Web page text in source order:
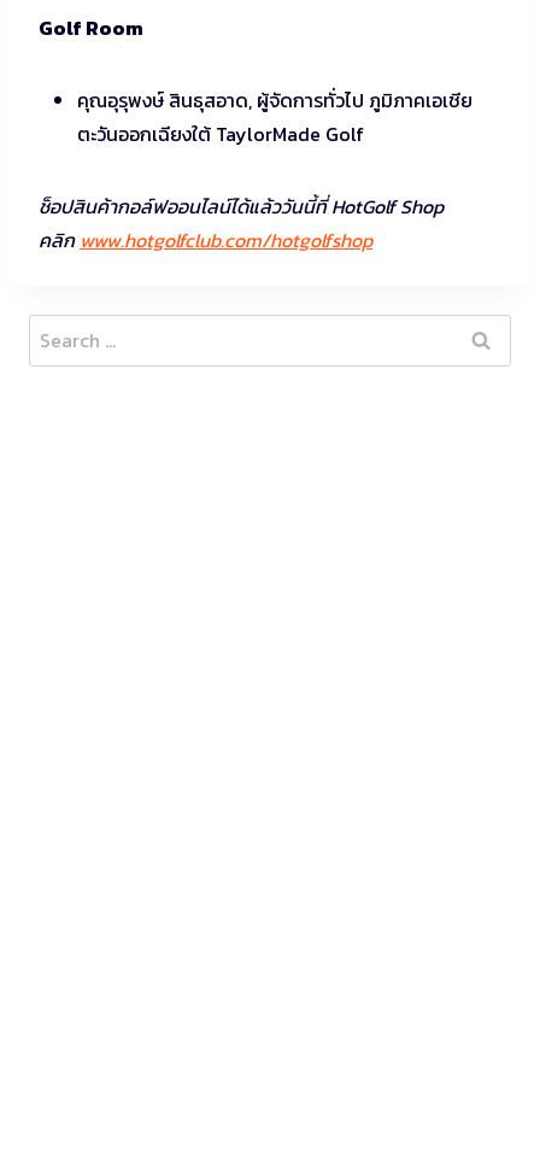
Golf Room
คุณอุรุพงษ์ สินธุสอาด, ผู้จัดการทั่วไป ภูมิภาคเอเชีย
ตะวันออกเฉียงใต้ TaylorMade Golf
ช็อปสินค้ากอล์ฟออนไลน์ได้แล้ววันนี้ที่ HotGolf Shop
คลิก www.hotgolfclub.com/hotgolfshop
Search
for: